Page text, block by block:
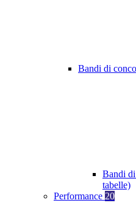
Bandi di
Bandi
tabelle)
Performance 20